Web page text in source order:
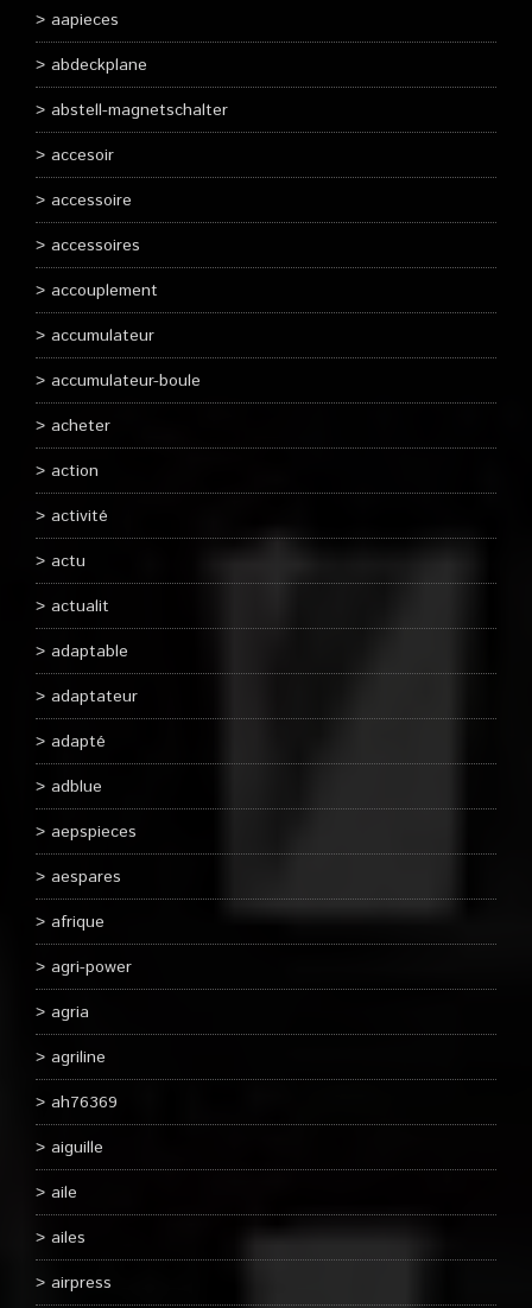
aapieces
abdeckplane
abstell-magnetschalter
accesoir
accessoire
accessoires
accouplement
accumulateur
accumulateur-boule
acheter
action
activité
actu
actualit
adaptable
adaptateur
adapté
adblue
aepspieces
aespares
afrique
agri-power
agria
agriline
ah76369
aiguille
aile
ailes
airpress